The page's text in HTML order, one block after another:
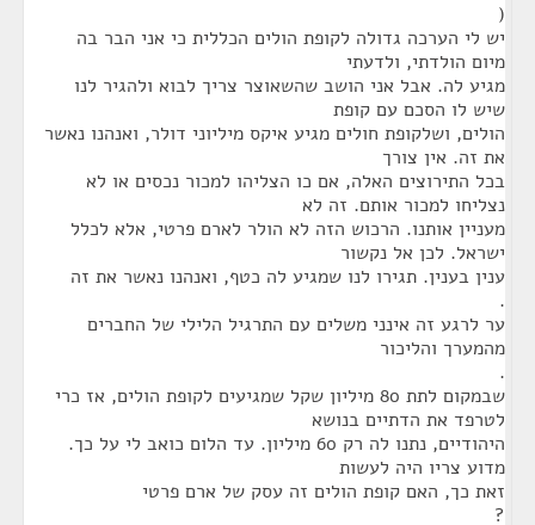
(
יש לי הערכה גדולה לקופת הולים הכללית כי אני הבר בה
מיום הולדתי, ולדעתי
מגיע לה. אבל אני הושב שהשאוצר צריך לבוא ולהגיר לנו
שיש לו הסכם עם קופת
הולים, ושלקופת חולים מגיע איקס מיליוני דולר, ואנהנו נאשר
את זה. אין צורך
בכל התירוצים האלה, אם כו הצליהו למכור נכסים או לא
נצליחו למכור אותם. זה לא
מעניין אותנו. הרכוש הזה לא הולר לארם פרטי, אלא לכלל
ישראל. לכן אל נקשור
ענין בענין. תגירו לנו שמגיע לה כטף, ואנהנו נאשר את זה
.
ער לרגע זה אינני משלים עם התרגיל הלילי של החברים
מהמערך והליכור
.
שבמקום לתת 80 מיליון שקל שמגיעים לקופת הולים, אז כרי
לטרפד את הדתיים בנושא
היהודיים, נתנו לה רק 60 מיליון. עד הלום כואב לי על כך.
מדוע צריו היה לעשות
זאת כך, האם קופת הולים זה עסק של ארם פרטי
?